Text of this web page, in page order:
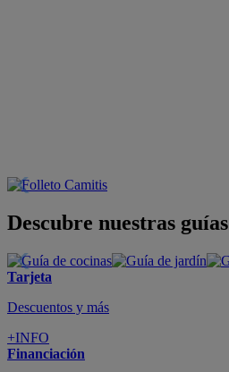
Descubre nuestras guías
Tarjeta
Descuentos y más
+INFO
Financiación